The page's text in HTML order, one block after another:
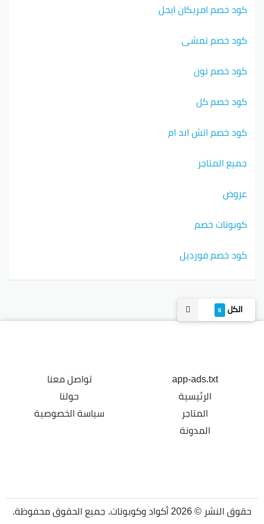
الكل 6
كود خصم امريكان ايجل
كود خصم نمشي
كود خصم نون
كود خصم كل
كود خصم اتش اند ام
جميع المتاجر
عروض
كوبونات خصم
كود خصم فورديل
app-ads.txt
الرئيسية
المتاجر
المدونة
تواصل معنا
حولنا
سياسة الخصوصية
حقوق النشر © 2026 أكواد وكوبونات. جميع الحقوق محفوظة.